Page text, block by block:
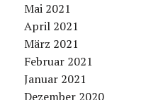
Mai 2021
April 2021
März 2021
Februar 2021
Januar 2021
Dezember 2020